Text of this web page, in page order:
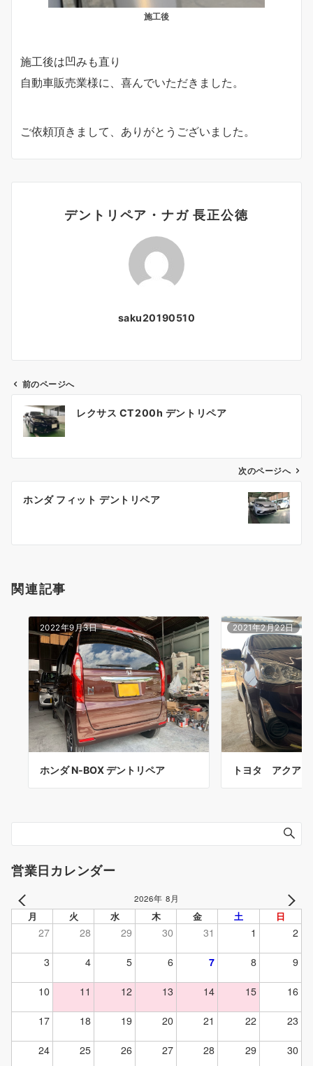
施工後
施工後は凹みも直り
自動車販売業様に、喜んでいただきました。
ご依頼頂きまして、ありがとうございました。
デントリペア・ナガ 長正公徳
saku20190510
ビ
ン
前のページへ
レクサス CT200h デントリペア
次のページへ
ホンダ フィット デントリペア
関連記事
2022年9月3日
ホンダ N-BOX デントリペア
2021年2月22日
トヨタ アクア
営業日カレンダー
2026年 8月
月 火 水 木 金 土 日
27 28 29 30 31 1 2
3 4 5 6 7 8 9
10 11 12 13 14 15 16
17 18 19 20 21 22 23
24 25 26 27 28 29 30